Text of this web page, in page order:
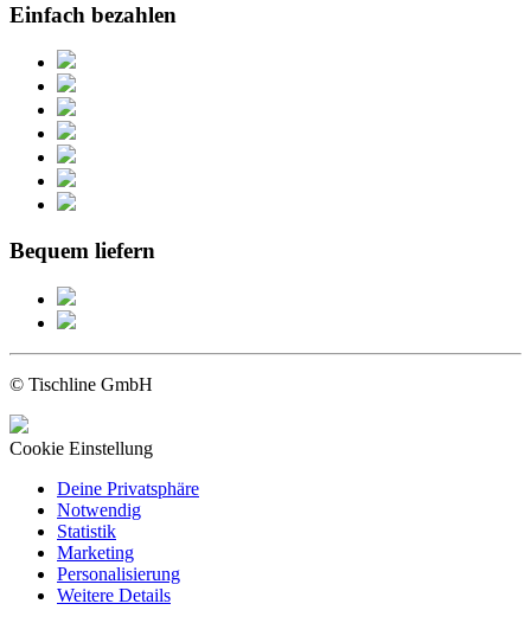
Einfach bezahlen
Bequem liefern
© Tischline GmbH
Cookie Einstellung
Deine Privatsphäre
Notwendig
Statistik
Marketing
Personalisierung
Weitere Details